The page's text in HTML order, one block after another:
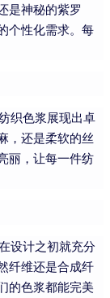
是神秘的紫罗
个性化需求。每
织色浆展现出卓
，还是柔软的丝
丽，让每一件纺
设计之初就充分
纤维还是合成纤
的色浆都能完美